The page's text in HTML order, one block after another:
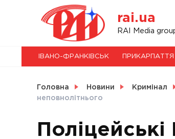
rai.ua
RAI Media
НОВИНИ
СВІТ
ІВАНО-ФРАНКІВСЬК ПРИКАРПАТТЯ
Головна Новини Кримінал
неповнолітнього